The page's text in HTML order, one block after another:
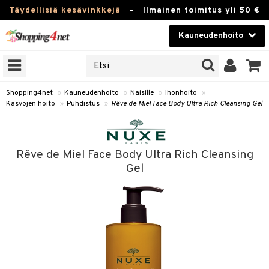
Täydellisiä kesävinkkejä - Ilmainen toimitus yli 50 €
Kauneudenhoito
Kauneudenhoito
Piilolinssit
Fitness
Shopping4net » Kauneudenhoito » Naisille » Ihonhoito
»
Kasvojen hoito
» Puhdistus » Rêve de Miel Face Body Ultra Rich Cleansing Gel
Rêve de Miel Face Body Ultra Rich Cleansing
Gel